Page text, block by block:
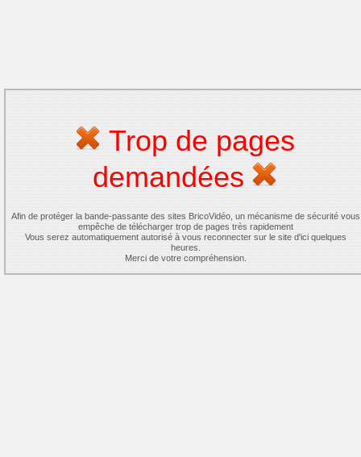
Trop de pages
demandées
Afin de protéger la bande-passante des sites BricoVidéo, un mécanisme de sécurité vous
empêche de télécharger trop de pages très rapidement
Vous serez automatiquement autorisé à vous reconnecter sur le site d'ici quelques
heures.
Merci de votre compréhension.